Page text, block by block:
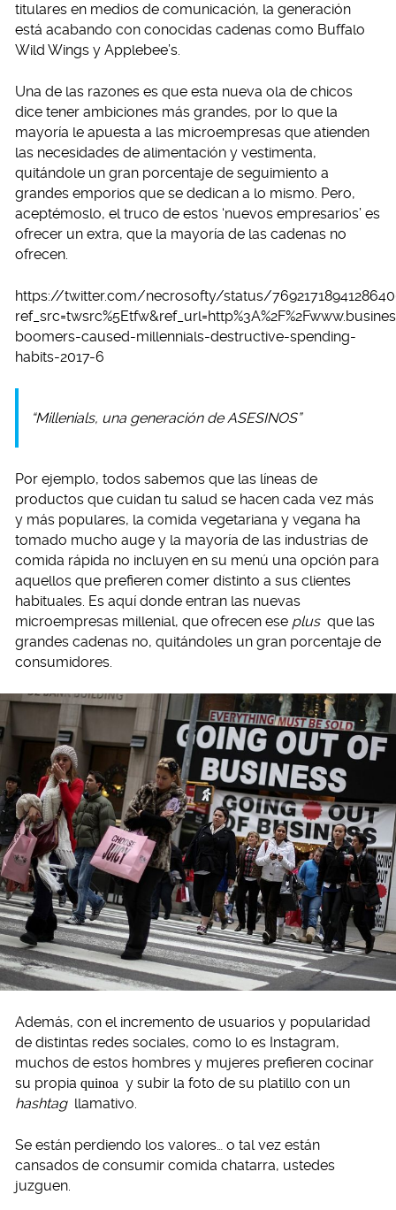
titulares en medios de comunicación, la generación
está acabando con conocidas cadenas como Buffalo
Wild Wings y Applebee’s.
Una de las razones es que esta nueva ola de chicos
dice tener ambiciones más grandes, por lo que la
mayoría le apuesta a las microempresas que atienden
las necesidades de alimentación y vestimenta,
quitándole un gran porcentaje de seguimiento a
grandes emporios que se dedican a lo mismo. Pero,
aceptémoslo, el truco de estos ‘nuevos empresarios’ es
ofrecer un extra, que la mayoría de las cadenas no
ofrecen.
https://twitter.com/necrosofty/status/
boomers-caused-millennials-destructive-spending-
habits-2017-6
“Millenials, una generación de ASESINOS”
Por ejemplo, todos sabemos que las líneas de
productos que cuidan tu salud se hacen cada vez más
y más populares, la comida vegetariana y vegana ha
tomado mucho auge y la mayoría de las industrias de
comida rápida no incluyen en su menú una opción para
aquellos que prefieren comer distinto a sus clientes
habituales. Es aquí donde entran las nuevas
microempresas millenial, que ofrecen ese plus que las
grandes cadenas no, quitándoles un gran porcentaje de
consumidores.
Además, con el incremento de usuarios y popularidad
de distintas redes sociales, como lo es Instagram,
muchos de estos hombres y mujeres prefieren cocinar
su propia quinoa y subir la foto de su platillo con un
hashtag llamativo.
Se están perdiendo los valores… o tal vez están
cansados de consumir comida chatarra, ustedes
juzguen.